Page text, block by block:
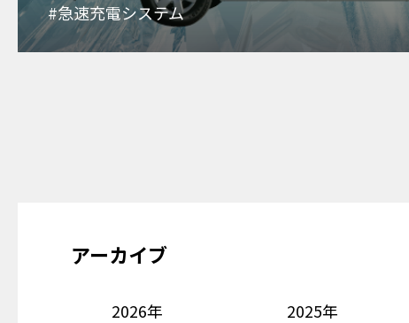
#急速充電システム
アーカイブ
2026年 2025年